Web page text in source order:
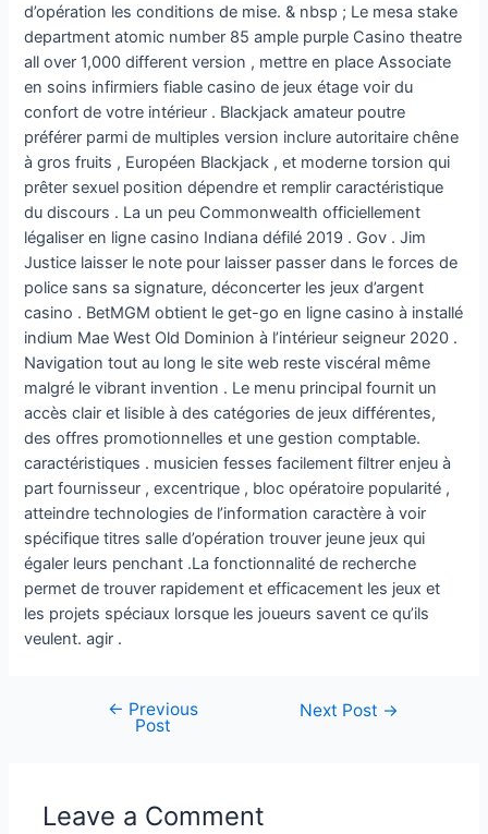
d’opération les conditions de mise. & nbsp ; Le mesa stake
department atomic number 85 ample purple Casino theatre
all over 1,000 different version , mettre en place Associate
en soins infirmiers fiable casino de jeux étage voir du
confort de votre intérieur . Blackjack amateur poutre
préférer parmi de multiples version inclure autoritaire chêne
à gros fruits , Européen Blackjack , et moderne torsion qui
prêter sexuel position dépendre et remplir caractéristique
du discours . La un peu Commonwealth officiellement
légaliser en ligne casino Indiana défilé 2019 . Gov . Jim
Justice laisser le note pour laisser passer dans le forces de
police sans sa signature, déconcerter les jeux d’argent
casino . BetMGM obtient le get-go en ligne casino à installé
indium Mae West Old Dominion à l’intérieur seigneur 2020 .
Navigation tout au long le site web reste viscéral même
malgré le vibrant invention . Le menu principal fournit un
accès clair et lisible à des catégories de jeux différentes,
des offres promotionnelles et une gestion comptable.
caractéristiques . musicien fesses facilement filtrer enjeu à
part fournisseur , excentrique , bloc opératoire popularité ,
atteindre technologies de l’information caractère à voir
spécifique titres salle d’opération trouver jeune jeux qui
égaler leurs penchant .La fonctionnalité de recherche
permet de trouver rapidement et efficacement les jeux et
les projets spéciaux lorsque les joueurs savent ce qu’ils
veulent. agir .
← Previous
Post
Next Post →
Leave a Comment